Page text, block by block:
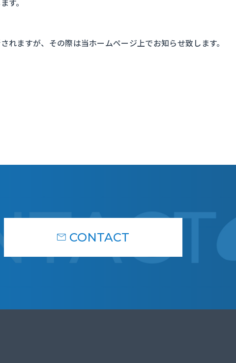
す。
れますが、その際は当ホームページ上でお知らせ致します。
CONTACT